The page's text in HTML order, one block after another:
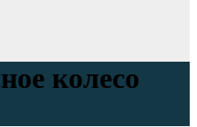
колесо